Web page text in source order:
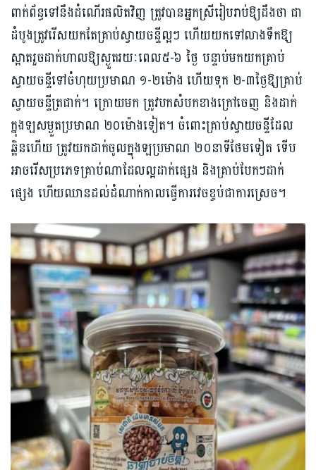
ពាក់ព័ន្ធទៅនឹងដំណើរផលិតវិញ ត្រូវបានអ្នកស្រីរៀបរាប់ឱ្យដឹងថា ជា
ដំបូងត្រូវរើសយកតែគ្រាប់ស្វាយចន្ទីល្អៗ ហើយយកទៅលាងទឹកឱ្យ
ស្អាតរួចដាក់ហាលឱ្យស្ងួតរយៈពេល៥-៦ ថ្ងៃ បន្ទាប់មកយកគ្រាប់
ស្វាយចន្ទីទៅចំហុយប្រមាណ ១-២ម៉ោង ហើយទុក ២-៣ថ្ងៃឱ្យគ្រាប់
ស្វាយចន្ទីត្រជាក់។ ក្រោយមក ត្រូវបកសំបកខាងក្រៅចេញ និងដាក់
ក្នុងឡសម្ងួតប្រមាណ ២០ម៉ោងទៀត។ ចំពោះគ្រាប់ស្វាយចន្ទីដែល
ឆ្អិនហើយ ត្រូវយកដាក់ចូលក្នុងឡប្រមាណ ២០នាទីថែមទៀត ទើប
អាចរើសប្រភេទគ្រាប់ណាដែលល្អដាក់ផ្សេង និងគ្រាប់បែកៗដាក់
ផ្សេង ហើយឈានដល់ដំណាក់កាលធ្វើការវេចខ្ចប់ជាការស្រេច។